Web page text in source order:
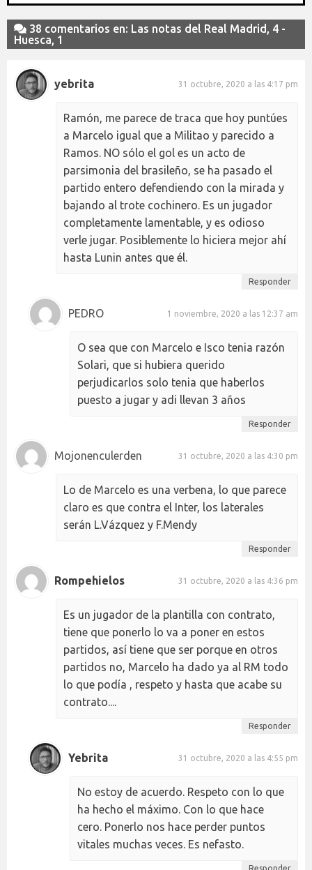
38 comentarios en: Las notas del Real Madrid, 4 -
Huesca, 1
yebrita 31 octubre, 2020 a las 4:17 pm
Ramón, me parece de traca que hoy puntúes
a Marcelo igual que a Militao y parecido a
Ramos. NO sólo el gol es un acto de
parsimonia del brasileño, se ha pasado el
partido entero defendiendo con la mirada y
bajando al trote cochinero. Es un jugador
completamente lamentable, y es odioso
verle jugar. Posiblemente lo hiciera mejor ahí
hasta Lunin antes que él.
Responder
PEDRO 1 noviembre, 2020 a las 12:37 am
O sea que con Marcelo e Isco tenia razón
Solari, que si hubiera querido
perjudicarlos solo tenia que haberlos
puesto a jugar y adi llevan 3 años
Responder
Mojonenculerden 31 octubre, 2020 a las 4:30 pm
Lo de Marcelo es una verbena, lo que parece
claro es que contra el Inter, los laterales
serán L.Vázquez y F.Mendy
Responder
Rompehielos 31 octubre, 2020 a las 4:36 pm
Es un jugador de la plantilla con contrato,
tiene que ponerlo lo va a poner en estos
partidos, así tiene que ser porque en otros
partidos no, Marcelo ha dado ya al RM todo
lo que podía , respeto y hasta que acabe su
contrato....
Responder
Yebrita 31 octubre, 2020 a las 4:55 pm
No estoy de acuerdo. Respeto con lo que
ha hecho el máximo. Con lo que hace
cero. Ponerlo nos hace perder puntos
vitales muchas veces. Es nefasto.
Responder